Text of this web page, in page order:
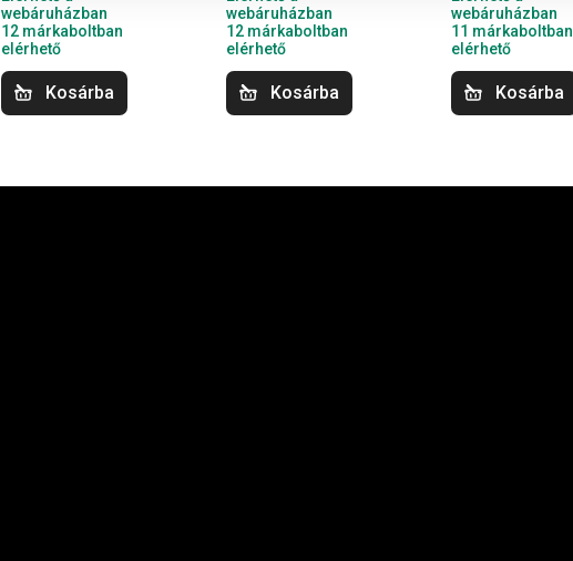
webáruházban
12 márkaboltban
elérhető
Kosárba
webáruházban
12 márkaboltban
elérhető
Kosárba
webáruházban
11 márkaboltban
elérhető
Kosárba